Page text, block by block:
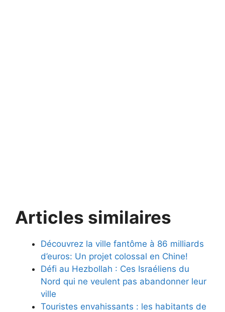
Articles similaires
Découvrez la ville fantôme à 86 milliards
d’euros: Un projet colossal en Chine!
Défi au Hezbollah : Ces Israéliens du
Nord qui ne veulent pas abandonner leur
ville
Touristes envahissants : les habitants de